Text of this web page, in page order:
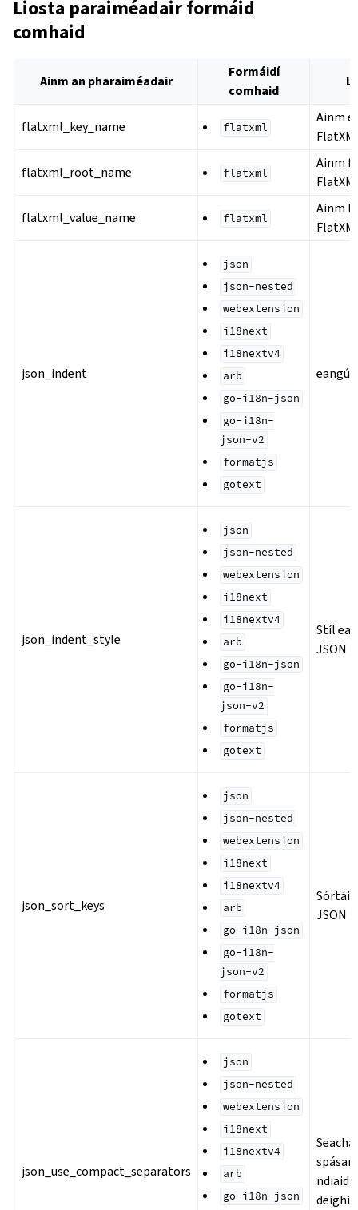
Liosta paraiméadair formáid
comhaid
Ainm an pharaiméadair
Formáidí
comhaid
flatxml_key_name flatxml
Ainm
flatxml_root_name flatxml
Ainm
flatxml_value_name flatxml
Ainm
json_indent
json
json-nested
webextension
i18next
i18nextv4
arb
go-i18n-json
go-i18n-
json-v2
formatjs
gotext
eangú
json_indent_style
json
json-nested
webextension
i18next
i18nextv4
arb
go-i18n-json
go-i18n-
json-v2
formatjs
gotext
Stíl
JSON
json_sort_keys
json
json-nested
webextension
i18next
i18nextv4
arb
go-i18n-json
go-i18n-
json-v2
formatjs
gotext
Sórtáil
JSON
json_use_compact_separators
json
json-nested
webextension
i18next
i18nextv4
arb
go-i18n-json
ndiaidh